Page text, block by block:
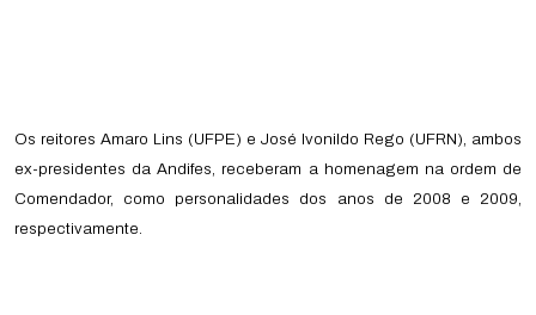
Os reitores Amaro Lins (UFPE) e José Ivonildo Rego (UFRN), ambos
ex-presidentes da Andifes, receberam a homenagem na ordem de
Comendador, como personalidades dos anos de 2008 e 2009,
respectivamente.